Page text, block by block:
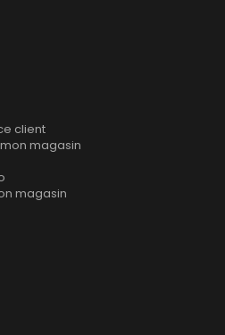
client
magasin
magasin